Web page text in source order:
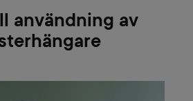
användning av